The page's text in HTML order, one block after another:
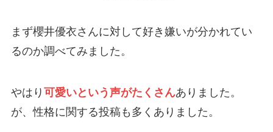
まず櫻井優衣さんに対して好き嫌いが分かれてい
るのか調べてみました。
やはり 可愛いという声がたくさんありました。
が、性格に関する投稿も多くありました。